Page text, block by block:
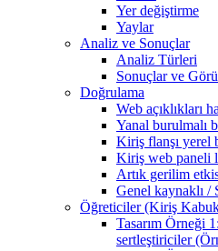
Yer değiştirme
Yaylar
Analiz ve Sonuçlar
Analiz Türleri
Sonuçlar ve
Doğrulama
Web açıklıkları
Yanal burulmalı
Kiriş flanşı yerel
Kiriş web paneli
Artık gerilim
Genel kaynaklı /
Öğreticiler (Kiriş
Tasarım Örneği
sertleştiriciler